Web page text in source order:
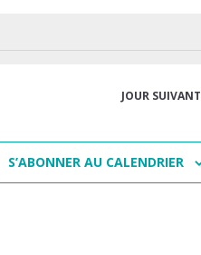
JOUR SUIVANT
S’ABONNER AU CALENDRIER